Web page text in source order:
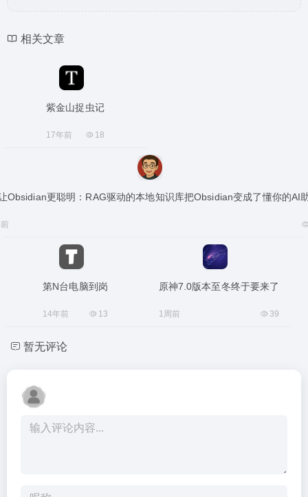
相关文章
紫金山捉虫记
17年前 18
Obsidian更聪明：RAG驱动的本地知识库把Obsidian变成了懂你的AI
第N台电脑到岗
14年前 13
原神7.0版本至冬终于要来了
1周前 39
暂无评论